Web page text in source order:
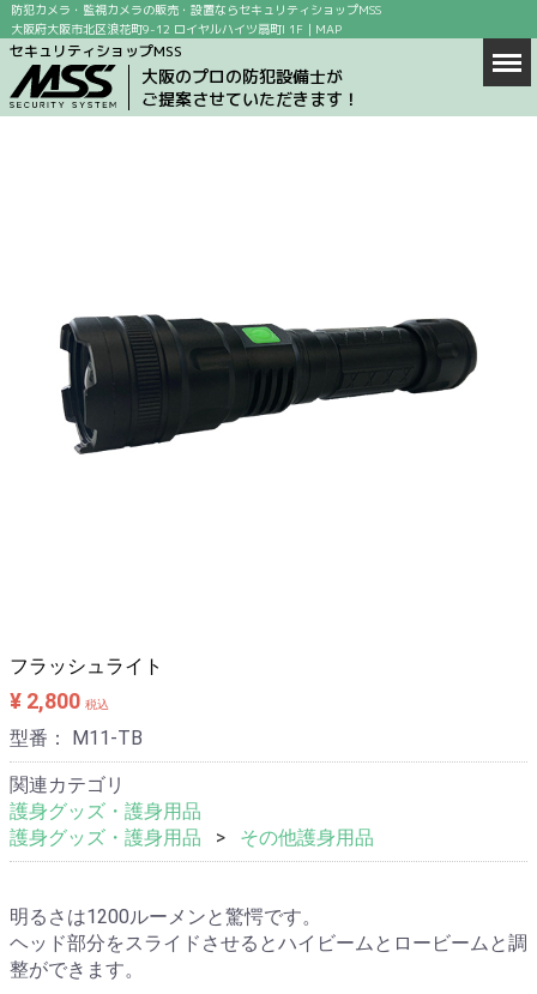
防犯カメラ・監視カメラの販売・設置ならセキュリティショップMSS
大阪府大阪市北区浪花町9-12 ロイヤルハイツ扇町I 1F｜ MAP
セキュリティショップMSS
大阪のプロの防犯設備士が
ご提案させていただきます！
フラッシュライト
¥ 2,800 税込
型番： M11-TB
関連カテゴリ
護身グッズ・護身用品
護身グッズ・護身用品
その他護身用品
明るさは1200ルーメンと驚愕です。
ヘッド部分をスライドさせるとハイビームとロービームと調
整ができます。
ホーム
商品情報
ブログ
お問い合わせ